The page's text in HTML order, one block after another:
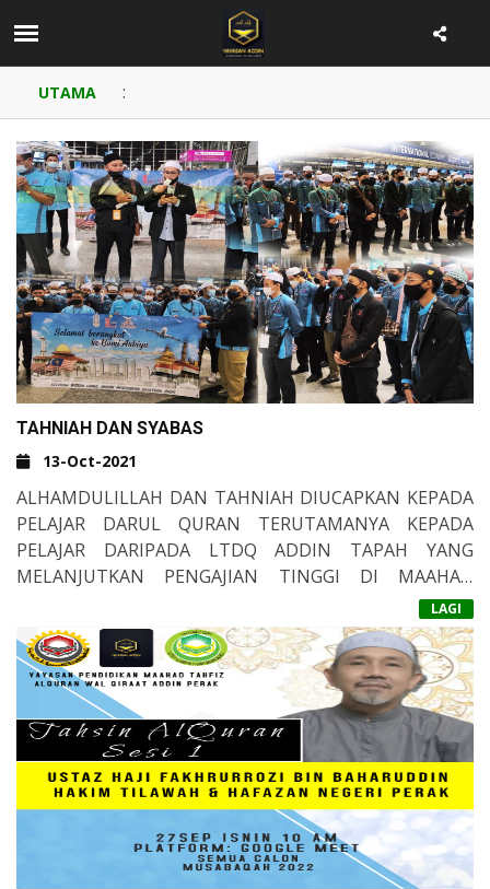
UTAMA :
TAHNIAH DAN SYABAS
13-Oct-2021
ALHAMDULILLAH DAN TAHNIAH DIUCAPKAN KEPADA
PELAJAR DARUL QURAN TERUTAMANYA KEPADA
PELAJAR DARIPADA LTDQ ADDIN TAPAH YANG
MELANJUTKAN PENGAJIAN TINGGI DI MAAHAD
DIDOAKAN SEMOGA DIBERI KESUNGGUHAN DAN
KEKUATAN DALAM MENCAPAI CITA-CITA.
LAGI